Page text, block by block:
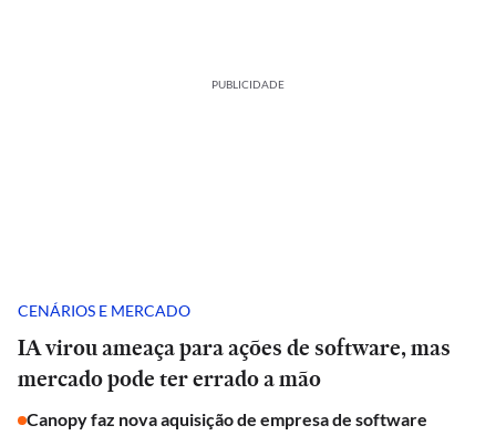
PUBLICIDADE
CENÁRIOS E MERCADO
IA virou ameaça para ações de software, mas
mercado pode ter errado a mão
Canopy faz nova aquisição de empresa de software